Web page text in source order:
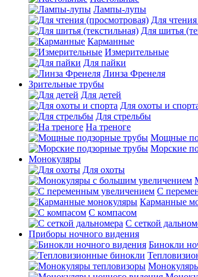
Лампы-лупы
Для
Для шитья
Карманные
Измерительные
Для пайки
Линза Френеля
Зрительные трубы
Для детей
Для охоты и
Для стрельбы
На треноге
Мощные
Морские
Монокуляры
Для охоты
С
Карманные
С компасом
С сеткой
Приборы ночного видения
Бинокли